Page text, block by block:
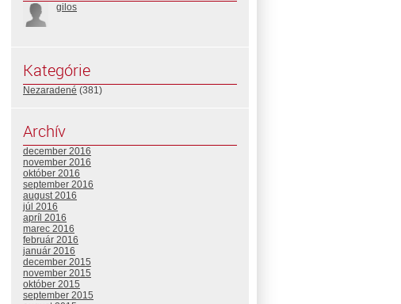
gilos
Kategórie
Nezaradené (381)
Archív
december 2016
november 2016
október 2016
september 2016
august 2016
júl 2016
apríl 2016
marec 2016
február 2016
január 2016
december 2015
november 2015
október 2015
september 2015